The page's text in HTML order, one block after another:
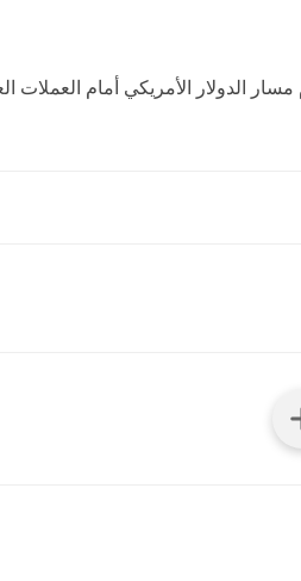
الدولار الأمريكي أمام العملات